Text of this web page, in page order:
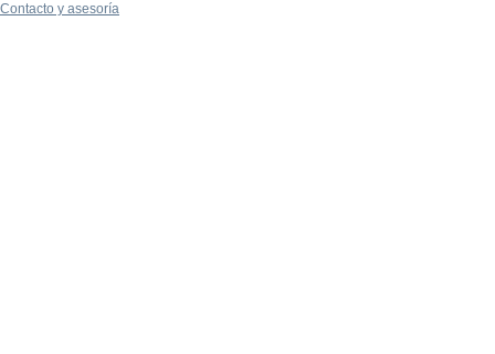
Contacto y asesoría